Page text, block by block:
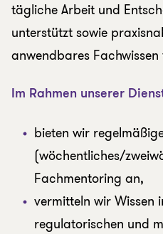
tägliche Arbeit und
unterstützt sowie
anwendbares
Im Rahmen unserer
bieten wir
(wöchentliches/
Fachmentoring an,
vermitteln wir Wissen
regulatorischen und